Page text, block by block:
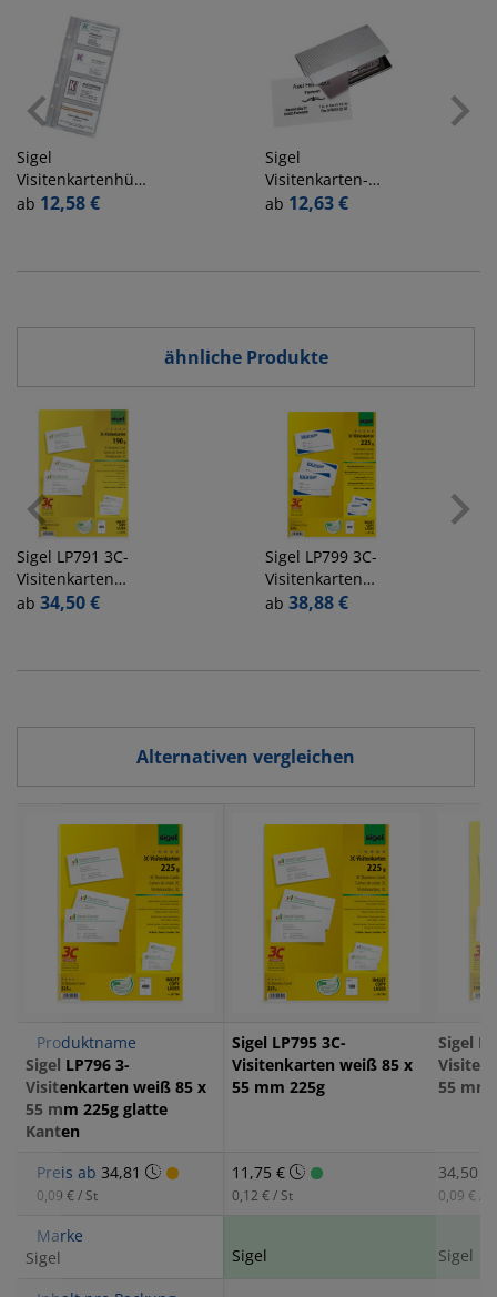
Sigel
Visitenkartenhüllen
einreihig
ab 12,58 €
Sigel
Visitenkarten-
Chrombox chrom
ab 12,63 €
ähnliche Produkte
Sigel LP791 3C-
Visitenkarten
weiß 85 x 55 mm
ab 34,50 €
Sigel LP799 3C-
Visitenkarten
weiß 85 x 55 mm
ab 38,88 €
Alternativen vergleichen
Produktname
Sigel LP796 3-
Visitenkarten weiß 85 x
55 mm 225g glatte
Kanten
Sigel LP795 3C-
Visitenkarten weiß 85 x
55 mm 225g
Sigel
55 mm
Preis ab 34,81
0,09 € / St
11,75 €
0,12 € / St
34,50 €
0,09 € /
Marke
Sigel
Sigel Sigel